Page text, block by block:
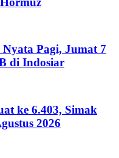
Pagi, Jumat 7
di Indosiar
ke 6.403, Simak
2026